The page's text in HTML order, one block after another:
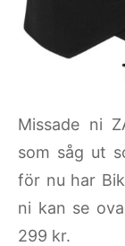
Missade ni
som såg ut
för nu har
ni kan se
299 kr.